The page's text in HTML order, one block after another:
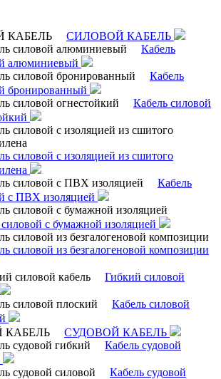
СИЛОВОЙ КАБЕЛЬ
Кабель
алюминиевый
Кабель
бронированный
Кабель силовой
силовой с изоляцией из сшитого
Кабель
с ПВХ изоляцией
с бумажной изоляцией
силовой из безгалогеновой композиции
Гибкий силовой
Кабель силовой
СУДОВОЙ КАБЕЛЬ
Кабель судовой
Кабель судовой